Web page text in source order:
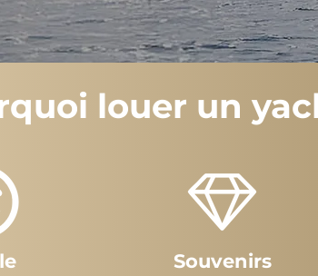
louer un
Souvenirs